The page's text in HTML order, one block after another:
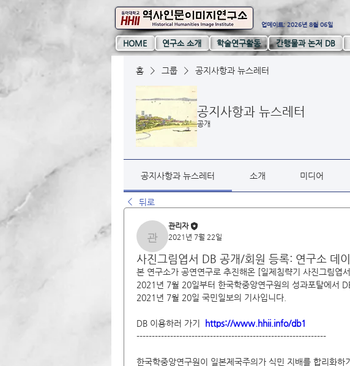
업데이트: 2026년 8월 06일
HOME 연구소 소개 학술연구활동 간행물과 논저 DB
홈 그룹 공지사항과 뉴스레터
공지사항과 뉴스레터
공개
공지사항과 뉴스레터 소개 미디어
뒤로
관리자
관리자
2021년 7월 22일
사진그림엽서 DB 공개/회원 등록: 연구소 데
본 연구소가 공연연구로 추진해온 [일제침략기 사진그림엽
2021년 7월 20일부터 한국학중앙연구원의 성과포탈에서
2021년 7월 20일 국민일보의 기사입니다.
DB 이용하러 가기
https://www.hhii.info/db1
--------------------------------------------------------------
한국학중앙연구원이 일본제국주의가 식민 지배를 합리화하